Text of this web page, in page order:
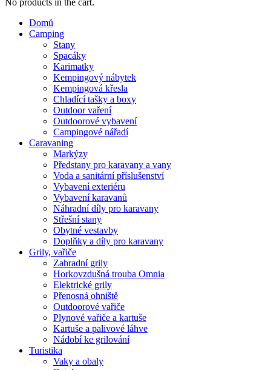
Domů
Camping
Stany
Spacáky
Karimatky
Kempingový nábytek
Kempingová křesla
Chladící tašky a boxy
Outdoor vaření
Outdoorové vybavení
Campingové nářadí
Caravaning
Markýzy
Předstany pro karavany a vany
Voda a sanitární příslušenství
Vybavení exteriéru
Vybavení karavanů
Náhradní díly pro karavany
Střešní stany
Obytné vestavby
Doplňky a díly pro karavany
Grily, vařiče
Zahradní grily
Horkovzdušná trouba Omnia
Elektrické grily
Přenosná ohniště
Outdoorové vařiče
Plynové vařiče a kartuše
Kartuše a palivové láhve
Nádobí ke grilování
Turistika
Vaky a obaly